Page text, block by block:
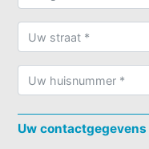
Uw contactgegevens